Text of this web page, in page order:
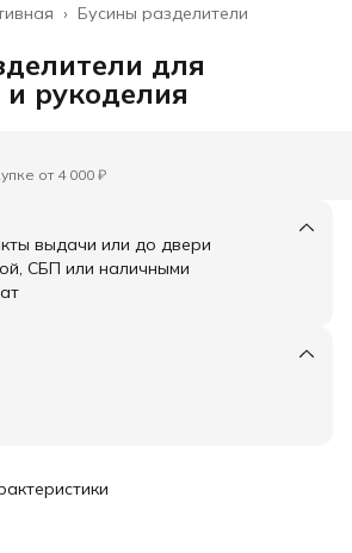
Бусины разделители
›
для
и рукоделия
от 4 000 ₽
выдачи или до двери
СБП или наличными